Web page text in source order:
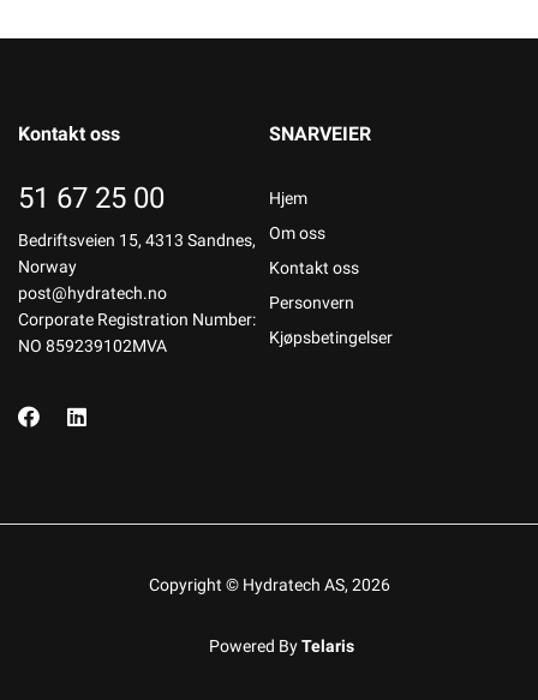
Kontakt oss
51 67 25 00
Bedriftsveien 15, 4313 Sandnes,
Norway
post@hydratech.no
Corporate Registration Number:
NO 859239102MVA
SNARVEIER
Hjem
Om oss
Kontakt oss
Personvern
Kjøpsbetingelser
Copyright © Hydratech AS, 2026
Powered ByTelaris